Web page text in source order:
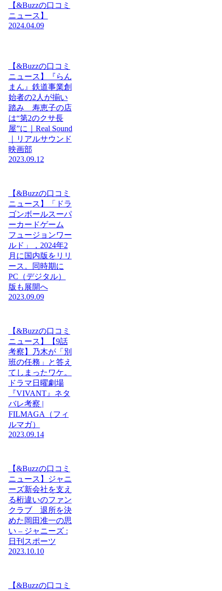
【&Buzzの口コミ
ニュース】
2024.04.09
【&Buzzの口コミ
ニュース】『らん
まん』鉄道事業創
始者の2人が揃い
踏み 寿恵子の店
は“第2のクサ長
屋”に｜Real Sound
｜リアルサウンド
映画部
2023.09.12
【&Buzzの口コミ
ニュース】「ドラ
ゴンボールスーパ
ーカードゲーム
フュージョンワー
ルド」，2024年2
月に国内版をリリ
ース。同時期に
PC（デジタル）
版も展開へ
2023.09.09
【&Buzzの口コミ
ニュース】【9話
考察】乃木が「別
班の任務」と答え
てしまったワケ。
ドラマ日曜劇場
『VIVANT』ネタ
バレ考察 |
FILMAGA（フィ
ルマガ）
2023.09.14
【&Buzzの口コミ
ニュース】ジャニ
ーズ新会社を支え
る桁違いのファン
クラブ 退所を決
めた岡田准一の思
い – ジャニーズ :
日刊スポーツ
2023.10.10
【&Buzzの口コミ